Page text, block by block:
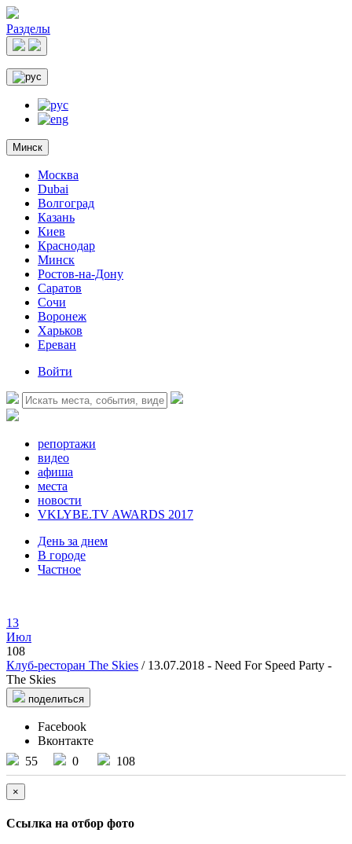
Разделы
Минск
Москва
Dubai
Волгоград
Казань
Киев
Краснодар
Минск
Ростов-на-Дону
Саратов
Сочи
Воронеж
Харьков
Ереван
Войти
репортажи
видео
афиша
места
новости
VKLYBE.TV AWARDS 2017
День за днем
В городе
Частное
13
Июл
108
Клуб-ресторан The Skies / 13.07.2018 - Need For Speed Party -
The Skies
поделиться
Facebook
Вконтакте
55
0 108
×
Ссылка на отбор фото